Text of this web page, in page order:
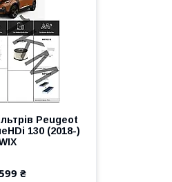
Peugeot
130 (2018-)
₴